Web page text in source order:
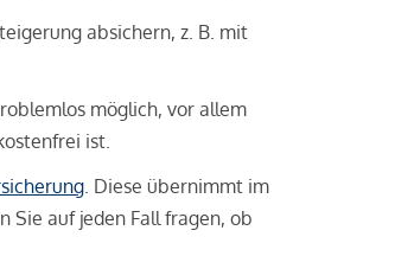
absichern, z. B. mit
möglich, vor allem
ist.
. Diese übernimmt im
Sie auf jeden Fall fragen, ob